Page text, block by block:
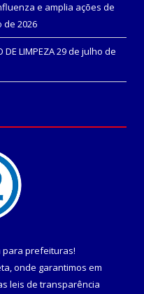
e amplia ações de
de 2026
DE LIMPEZA29 de julho de
para prefeituras!
onde garantimos em
leis de transparência